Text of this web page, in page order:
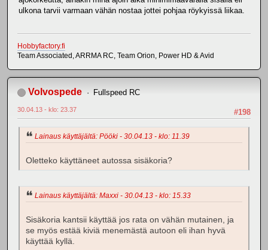
ulkona tarvii varmaan vähän nostaa jottei pohjaa röykyissä liikaa.
Hobbyfactory.fi
Team Associated, ARRMA RC, Team Orion, Power HD & Avid
Volvospede Fullspeed RC
#198
30.04.13 - klo: 23.37
Lainaus käyttäjältä: Pööki - 30.04.13 - klo: 11.39
Oletteko käyttäneet autossa sisäkoria?
Lainaus käyttäjältä: Maxxi - 30.04.13 - klo: 15.33
Sisäkoria kantsii käyttää jos rata on vähän mutainen, ja
se myös estää kiviä menemästä autoon eli ihan hyvä
käyttää kyllä.